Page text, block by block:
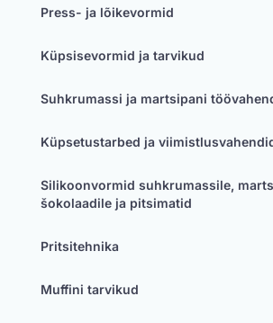
Press- ja lõikevormid
Küpsisevormid ja tarvikud
Suhkrumassi ja martsipani
Küpsetustarbed ja
Silikoonvormid suhkrumassile,
šokolaadile ja pitsimatid
Pritsitehnika
Muffini tarvikud